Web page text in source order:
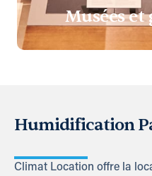
Musées et
Humidification
Climat Location offre la